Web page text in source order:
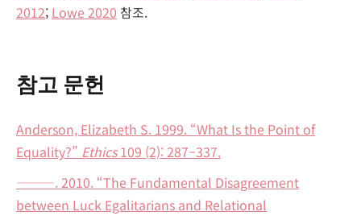
2012; Lowe 2020 참조.
참고 문헌
Anderson, Elizabeth S. 1999. “What Is the Point of
Equality?” Ethics109 (2): 287–337.
———. 2010. “The Fundamental Disagreement
between Luck Egalitarians and Relational